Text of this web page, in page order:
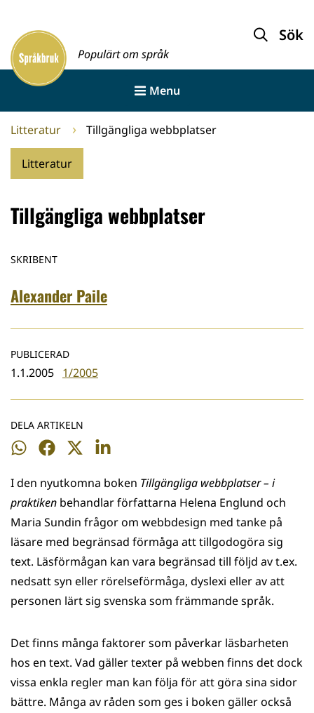
innehållet
Framsida
Populärt om språk
Sök
Menu
Litteratur Tillgängliga webbplatser
Litteratur
Tillgängliga webbplatser
SKRIBENT
Alexander Paile
PUBLICERAD
1.1.2005 1/2005
DELA ARTIKELN
Dela
WhatsApp
Dela
Facebook
Dela
Twitter
Dela
LinkedIn
I den nyutkomna boken Tillgängliga webbplatser – i
praktiken behandlar författarna Helena Englund och
Maria Sundin frågor om webbdesign med tanke på
läsare med begränsad förmåga att tillgodogöra sig
text. Läsförmågan kan vara begränsad till följd av t.ex.
nedsatt syn eller rörelseförmåga, dyslexi eller av att
personen lärt sig sven­­ska som främmande språk.
Det finns många faktorer som påverkar läsbarheten
hos en text. Vad gäller texter på webben finns det dock
vissa enkla regler man kan följa för att göra sina sidor
bättre. Många av råden som ges i boken gäller också